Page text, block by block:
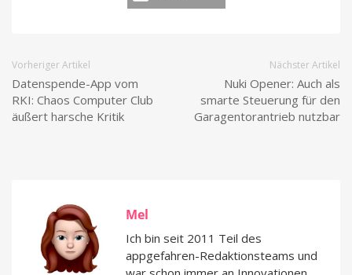
Vorheriger Artikel
Datenspende-App vom
RKI: Chaos Computer Club
äußert harsche Kritik
Nächster Artikel
Nuki Opener: Auch als
smarte Steuerung für den
Garagentorantrieb nutzbar
Mel
Ich bin seit 2011 Teil des
appgefahren-Redaktionsteams und